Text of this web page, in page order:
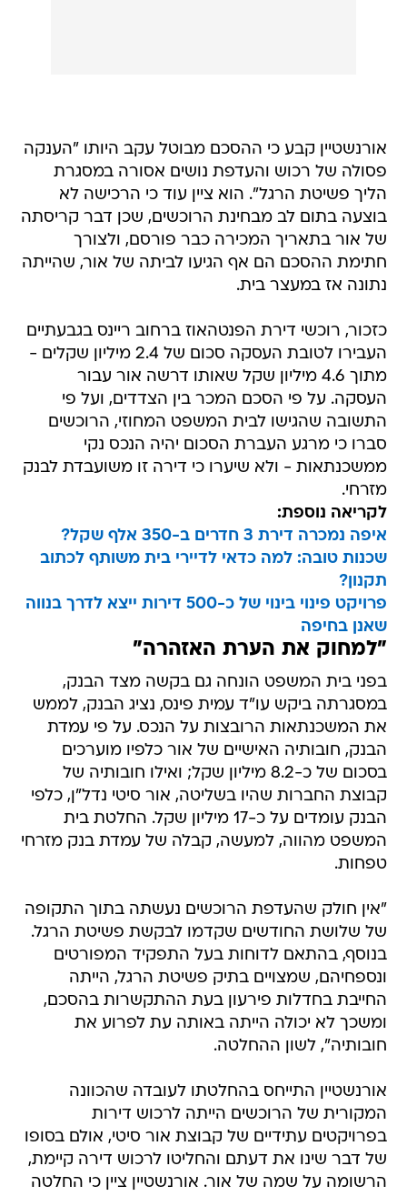
אורנשטיין קבע כי ההסכם מבוטל עקב היותו "הענקה
פסולה של רכוש והעדפת נושים אסורה במסגרת
הליך פשיטת הרגל". הוא ציין עוד כי הרכישה לא
בוצעה בתום לב מבחינת הרוכשים, שכן דבר קריסתה
של אור בתאריך המכירה כבר פורסם, ולצורך
חתימת ההסכם הם אף הגיעו לביתה של אור, שהייתה
נתונה אז במעצר בית.
כזכור, רוכשי דירת הפנטהאוז ברחוב ריינס בגבעתיים
העבירו לטובת העסקה סכום של 2.4 מיליון שקלים -
מתוך 4.6 מיליון שקל שאותו דרשה אור עבור
העסקה. על פי הסכם המכר בין הצדדים, ועל פי
התשובה שהגישו לבית המשפט המחוזי, הרוכשים
סברו כי מרגע העברת הסכום יהיה הנכס נקי
ממשכנתאות - ולא שיערו כי דירה זו משועבדת לבנק
מזרחי.
לקריאה נוספת:
איפה נמכרה דירת 3 חדרים ב-350 אלף שקל?
שכנות טובה: למה כדאי לדיירי בית משותף לכתוב
תקנון?
פרויקט פינוי בינוי של כ-500 דירות ייצא לדרך בנווה
שאנן בחיפה
"למחוק את הערת האזהרה"
בפני בית המשפט הונחה גם בקשה מצד הבנק,
במסגרתה ביקש עו"ד עמית פינס, נציג הבנק, לממש
את המשכנתאות הרובצות על הנכס. על פי עמדת
הבנק, חובותיה האישיים של אור כלפיו מוערכים
בסכום של כ-8.2 מיליון שקל; ואילו חובותיה של
קבוצת החברות שהיו בשליטה, אור סיטי נדל"ן, כלפי
הבנק עומדים על כ-17 מיליון שקל. החלטת בית
המשפט מהווה, למעשה, קבלה של עמדת בנק מזרחי
טפחות.
"אין חולק שהעדפת הרוכשים נעשתה בתוך התקופה
של שלושת החודשים שקדמו לבקשת פשיטת הרגל.
בנוסף, בהתאם לדוחות בעל התפקיד המפורטים
ונספחיהם, שמצויים בתיק פשיטת הרגל, הייתה
החייבת בחדלות פירעון בעת ההתקשרות בהסכם,
ומשכך לא יכולה הייתה באותה עת לפרוע את
חובותיה", לשון ההחלטה.
אורנשטיין התייחס בהחלטתו לעובדה שהכוונה
המקורית של הרוכשים הייתה לרכוש דירות
בפרויקטים עתידיים של קבוצת אור סיטי, אולם בסופו
של דבר שינו את דעתם והחליטו לרכוש דירה קיימת,
הרשומה על שמה של אור. אורנשטיין ציין כי החלטה